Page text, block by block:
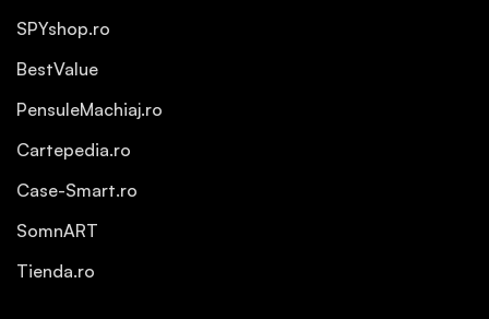
SPYshop.ro
BestValue
PensuleMachiaj.ro
Cartepedia.ro
Case-Smart.ro
SomnART
Tienda.ro